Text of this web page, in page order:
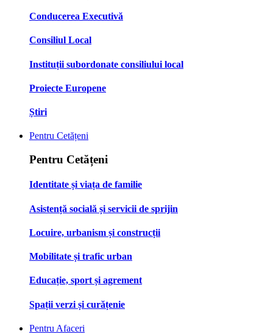
Conducerea Executivă
Consiliul Local
Instituții subordonate consiliului local
Proiecte Europene
Știri
Pentru Cetățeni
Pentru Cetățeni
Identitate și viața de familie
Asistență socială și servicii de sprijin
Locuire, urbanism și construcții
Mobilitate și trafic urban
Educație, sport și agrement
Spații verzi și curățenie
Pentru Afaceri